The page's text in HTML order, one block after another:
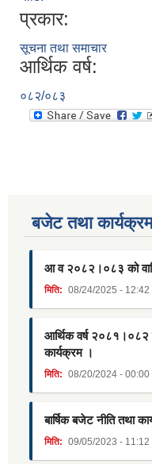
प्रकार:
सूचना तथा समाचार
आर्थिक वर्ष:
०८२/०८३
बजेट तथा कार्यक्रम
आ व २०८२।०८३ को
मिति: 08/24/2025 - 12:42
आर्थिक वर्ष २०८१।०८२
कार्यक्रम ।
मिति: 08/20/2024 - 00:00
बार्षिक बजेट नीति तथा
मिति: 09/05/2023 - 11:12